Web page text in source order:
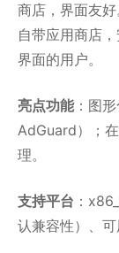
商店，界面友
自带应用商店
界面的用户。
亮点功能：图形
AdGuard）；
理。
支持平台 ：
认兼容性）、